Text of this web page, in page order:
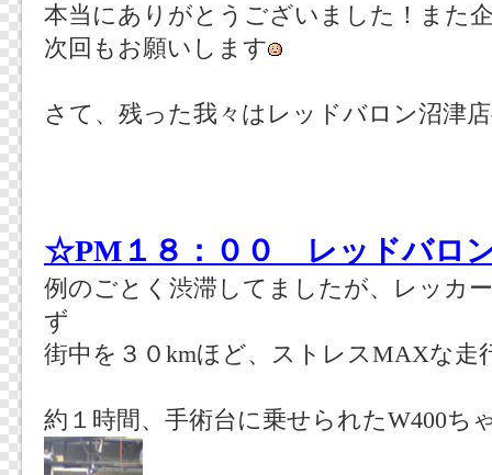
本当にありがとうございました！また
次回もお願いします
さて、残った我々はレッドバロン沼津
☆PM１８：００ レッドバロ
例のごとく渋滞してましたが、レッカ
ず
街中を３０kmほど、ストレスMAXな走
約１時間、手術台に乗せられたW400ち